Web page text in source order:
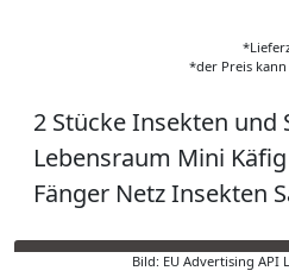
*der Preis
2 Stücke Insekten und
Lebensraum Mini
Fänger Netz Insekten
Bild: EU Advertising API